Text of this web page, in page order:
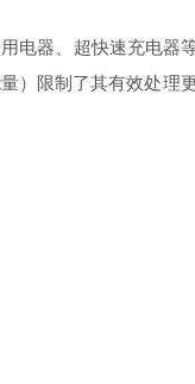
电器、超快速充电器
）限制了其有效处理